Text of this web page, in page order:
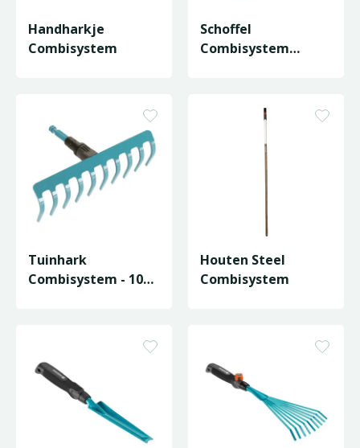
Handharkje
Combisystem
Schoffel
Combisystem
Tuinhark
Combisystem - 10
Houten Steel
Combisystem